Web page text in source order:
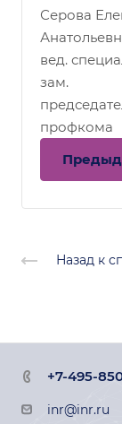
Серова
вед.
зам.
профкома
Назад к
+7-495-
inr@inr.ru